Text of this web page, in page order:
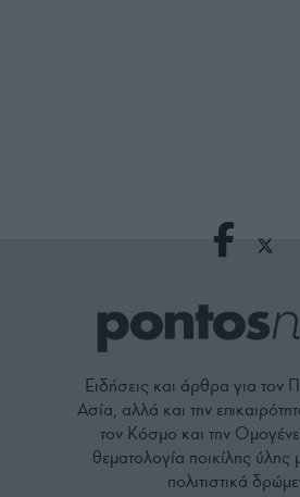
Ειδήσεις και άρθρα για τον
Ασία, αλλά και την
τον Κόσμο και την
θεματολογία ποικίλης
πολιτιστικά